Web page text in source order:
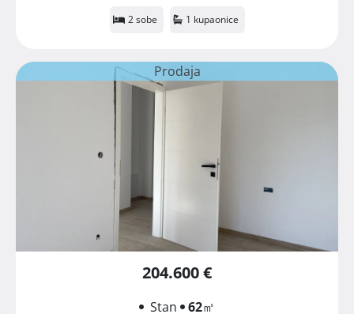
2 sobe 1 kupaonice
Prodaja
204.600 €
Stan 62㎡